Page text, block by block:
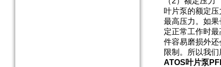
叶片泵的额定
最高压力。如
定正常工作时
件容易磨损外
限制。所以我
ATOS叶片泵